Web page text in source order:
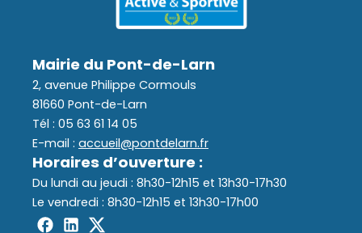
Mairie du Pont-de-Larn
2, avenue Philippe Cormouls
81660 Pont-de-Larn
Tél : 05 63 61 14 05
E-mail : accueil@pontdelarn.fr
Horaires d’ouverture :
Du lundi au jeudi : 8h30-12h15 et 13h30-17h30
Le vendredi : 8h30-12h15 et 13h30-17h00